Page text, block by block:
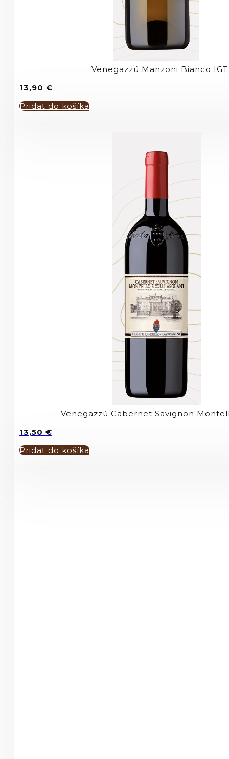
Venegazzú Manzoni Bianco
13,90 €
Pridať do košíka
Venegazzú Cabernet Savignon
13,50 €
Pridať do košíka